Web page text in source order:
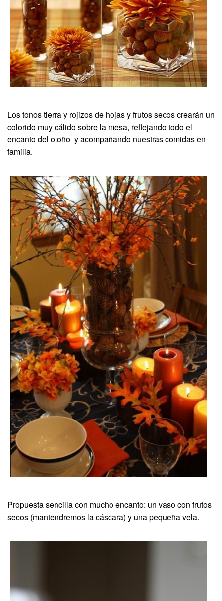
Los tonos tierra y rojizos de hojas y frutos secos crearán un
colorido muy cálido sobre la mesa, reflejando todo el
encanto del otoño y acompañando nuestras comidas en
familia.
Propuesta sencilla con mucho encanto: un vaso con frutos
secos (mantendremos la cáscara) y una pequeña vela.